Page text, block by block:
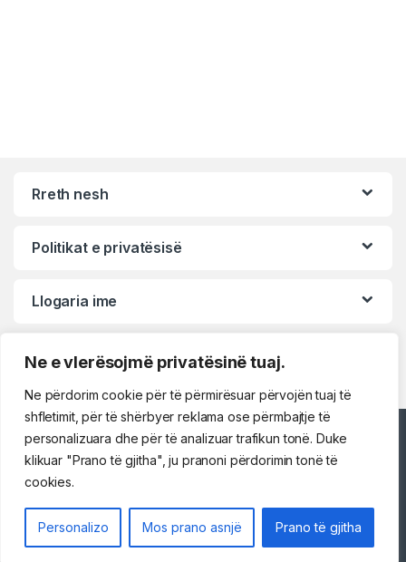
Ne e vlerësojmë privatësinë tuaj.
Ne përdorim cookie për të përmirësuar përvojën tuaj të
shfletimit, për të shërbyer reklama ose përmbajtje të
personalizuara dhe për të analizuar trafikun tonë. Duke
klikuar "Prano të gjitha", ju pranoni përdorimin tonë të
cookies.
Personalizo Mos prano asnjë Prano të gjitha
Rreth nesh
Politikat e privatësisë
Llogaria ime
069 73 48 717
Përshëndetje!